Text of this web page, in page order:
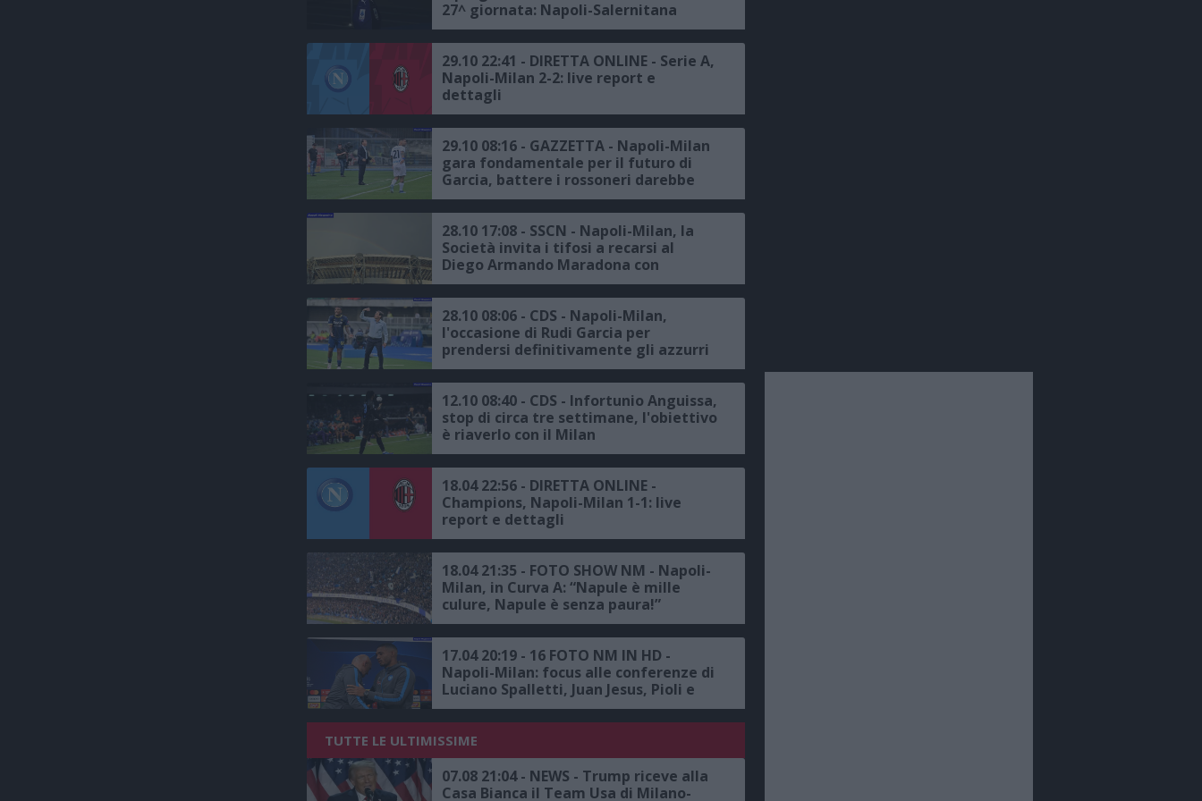
27^ giornata: Napoli-Salernitana
domenica 14 gennaio ore 15:00, Lazio-
Napoli domenica 28 gennaio alle ore
18:00, Milan-Napoli domenica 11
febbraio alle ore 20:45, Napoli-
Juventus domenica 3 marzo alle 20:45
29.10 22:41 - DIRETTA ONLINE - Serie A,
Napoli-Milan 2-2: live report e
dettagli
29.10 08:16 - GAZZETTA - Napoli-Milan
gara fondamentale per il futuro di
Garcia, battere i rossoneri darebbe
nuova stabilità al tecnico azzurro
28.10 17:08 - SSCN - Napoli-Milan, la
Società invita i tifosi a recarsi al
Diego Armando Maradona con
anticipo rispetto al fischio d'inizio del
match: i tornelli apriranno alle ore
17:45
28.10 08:06 - CDS - Napoli-Milan,
l'occasione di Rudi Garcia per
prendersi definitivamente gli azzurri
12.10 08:40 - CDS - Infortunio Anguissa,
stop di circa tre settimane, l'obiettivo
è riaverlo con il Milan
18.04 22:56 - DIRETTA ONLINE -
Champions, Napoli-Milan 1-1: live
report e dettagli
18.04 21:35 - FOTO SHOW NM - Napoli-
Milan, in Curva A: “Napule è mille
culure, Napule è senza paura!”
17.04 20:19 - 16 FOTO NM IN HD -
Napoli-Milan: focus alle conferenze di
Luciano Spalletti, Juan Jesus, Pioli e
Kjaer
TUTTE LE ULTIMISSIME
07.08 21:04 - NEWS - Trump riceve alla
Casa Bianca il Team Usa di Milano-